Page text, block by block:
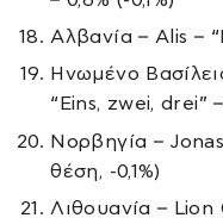
Αλβανία – Alis –
Ηνωμένο
“Eins, zwei, drei”
Νορβηγία – Jonas
θέση, -0,1%)
Λιθουανία – Lion